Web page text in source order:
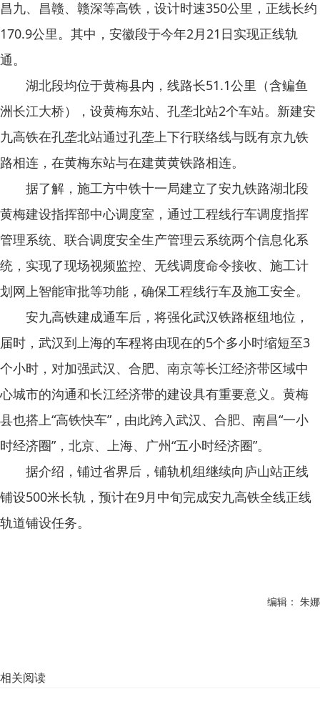
昌九、昌赣、赣深等高铁，设计时速350公里，正线长约
170.9公里。其中，安徽段于今年2月21日实现正线轨
通。
湖北段均位于黄梅县内，线路长51.1公里（含鳊鱼
洲长江大桥），设黄梅东站、孔垄北站2个车站。新建安
九高铁在孔垄北站通过孔垄上下行联络线与既有京九铁
路相连，在黄梅东站与在建黄黄铁路相连。
据了解，施工方中铁十一局建立了安九铁路湖北段
黄梅建设指挥部中心调度室，通过工程线行车调度指挥
管理系统、联合调度安全生产管理云系统两个信息化系
统，实现了现场视频监控、无线调度命令接收、施工计
划网上智能审批等功能，确保工程线行车及施工安全。
安九高铁建成通车后，将强化武汉铁路枢纽地位，
届时，武汉到上海的车程将由现在的5个多小时缩短至3
个小时，对加强武汉、合肥、南京等长江经济带区域中
心城市的沟通和长江经济带的建设具有重要意义。黄梅
县也搭上“高铁快车”，由此跨入武汉、合肥、南昌“一小
时经济圈”，北京、上海、广州“五小时经济圈”。
据介绍，铺过省界后，铺轨机组继续向庐山站正线
铺设500米长轨，预计在9月中旬完成安九高铁全线正线
轨道铺设任务。
编辑： 朱娜
相关阅读